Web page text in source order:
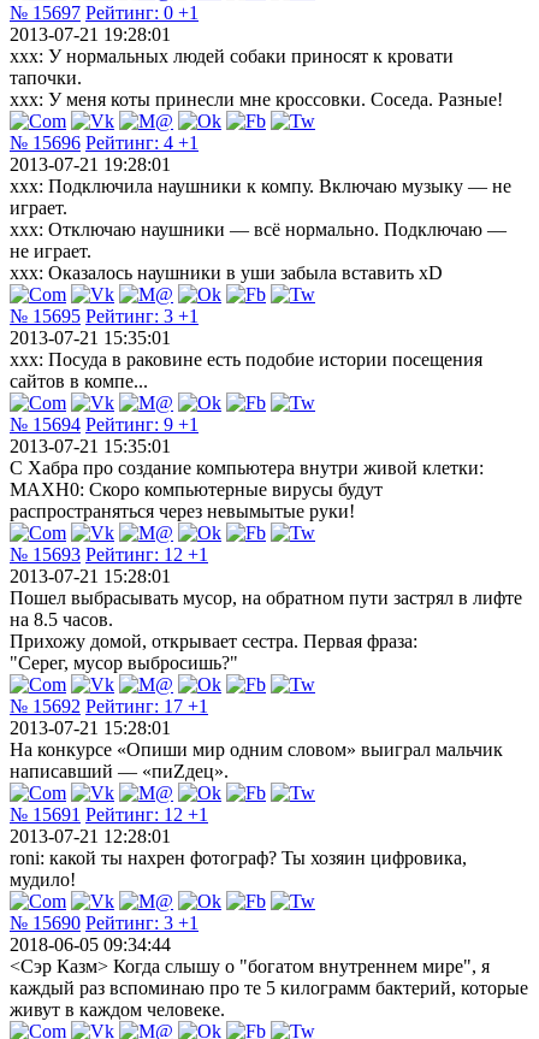
№ 15697 Рейтинг: 0 +1
2013-07-21 19:28:01
xxx: У нормальных людей собаки приносят к кровати
тапочки.
xxx: У меня коты принесли мне кроссовки. Соседа. Разные!
№ 15696 Рейтинг: 4 +1
2013-07-21 19:28:01
xxx: Подключила наушники к компу. Включаю музыку — не
играет.
ххх: Отключаю наушники — всё нормально. Подключаю —
не играет.
ххх: Оказалось наушники в уши забыла вставить xD
№ 15695 Рейтинг: 3 +1
2013-07-21 15:35:01
xxx: Посуда в раковине есть подобие истории посещения
сайтов в компе...
№ 15694 Рейтинг: 9 +1
2013-07-21 15:35:01
С Хабра про создание компьютера внутри живой клетки:
MAXH0: Скоро компьютерные вирусы будут
распространяться через невымытые руки!
№ 15693 Рейтинг: 12 +1
2013-07-21 15:28:01
Пошел выбрасывать мусор, на обратном пути застрял в лифте
на 8.5 часов.
Прихожу домой, открывает сестра. Первая фраза:
"Серег, мусор выбросишь?"
№ 15692 Рейтинг: 17 +1
2013-07-21 15:28:01
На конкурсе «Опиши мир одним словом» выиграл мальчик
написавший — «пиZдец».
№ 15691 Рейтинг: 12 +1
2013-07-21 12:28:01
roni: какой ты нахрен фотограф? Ты хозяин цифровика,
мудило!
№ 15690 Рейтинг: 3 +1
2018-06-05 09:34:44
<Сэр Казм> Когда слышу о "богатом внутреннем мире", я
каждый раз вспоминаю про те 5 килограмм бактерий, которые
живут в каждом человеке.